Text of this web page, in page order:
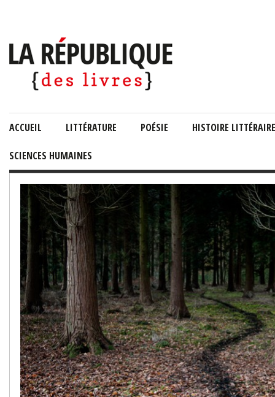
ACCUEIL LITTÉRATURE POÉSIE HISTOIRE LITTÉRAIRE
SCIENCES HUMAINES